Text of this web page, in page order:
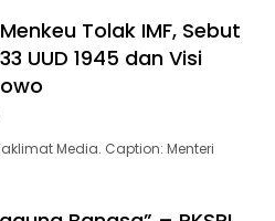
Tolak IMF, Sebut
UUD 1945 dan Visi
Media. Caption: Menteri